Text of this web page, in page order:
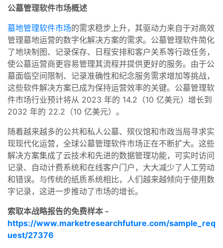
公墓管理软件市场概述
墓地管理软件市场的需求稳步上升，其驱动力来自于对高效
管理墓地运营的数字化解决方案的需求。公墓管理软件简化
了地块制图、记录保存、日程安排和客户关系等行政任务，
使公墓运营商更容易管理其流程并提供更好的服务。由于公
墓面临空间限制、记录准确性和纪念服务需求增加等挑战，
这些软件解决方案已成为保持运营效率的关键。公墓管理软
件市场行业预计将从 2023 年的 14.2（10 亿美元）增长到
2032 年的 22.2（10 亿美元）。
随着越来越多的公共和私人公墓、殡仪馆和市政当局寻求实
现现代化运营，全球公墓管理软件市场正在不断扩大。这些
解决方案集成了云技术和先进的数据管理功能，可实时访问
记录、自动计费系统和在线客户门户，大大减少了人工劳动
和错误。与传统的纸质系统相比，人们越来越倾向于使用数
字记录，这进一步推动了市场的增长。
索取本战略报告的免费样本 -
https://www.marketresearchfuture.com/sample_req
uest/27376